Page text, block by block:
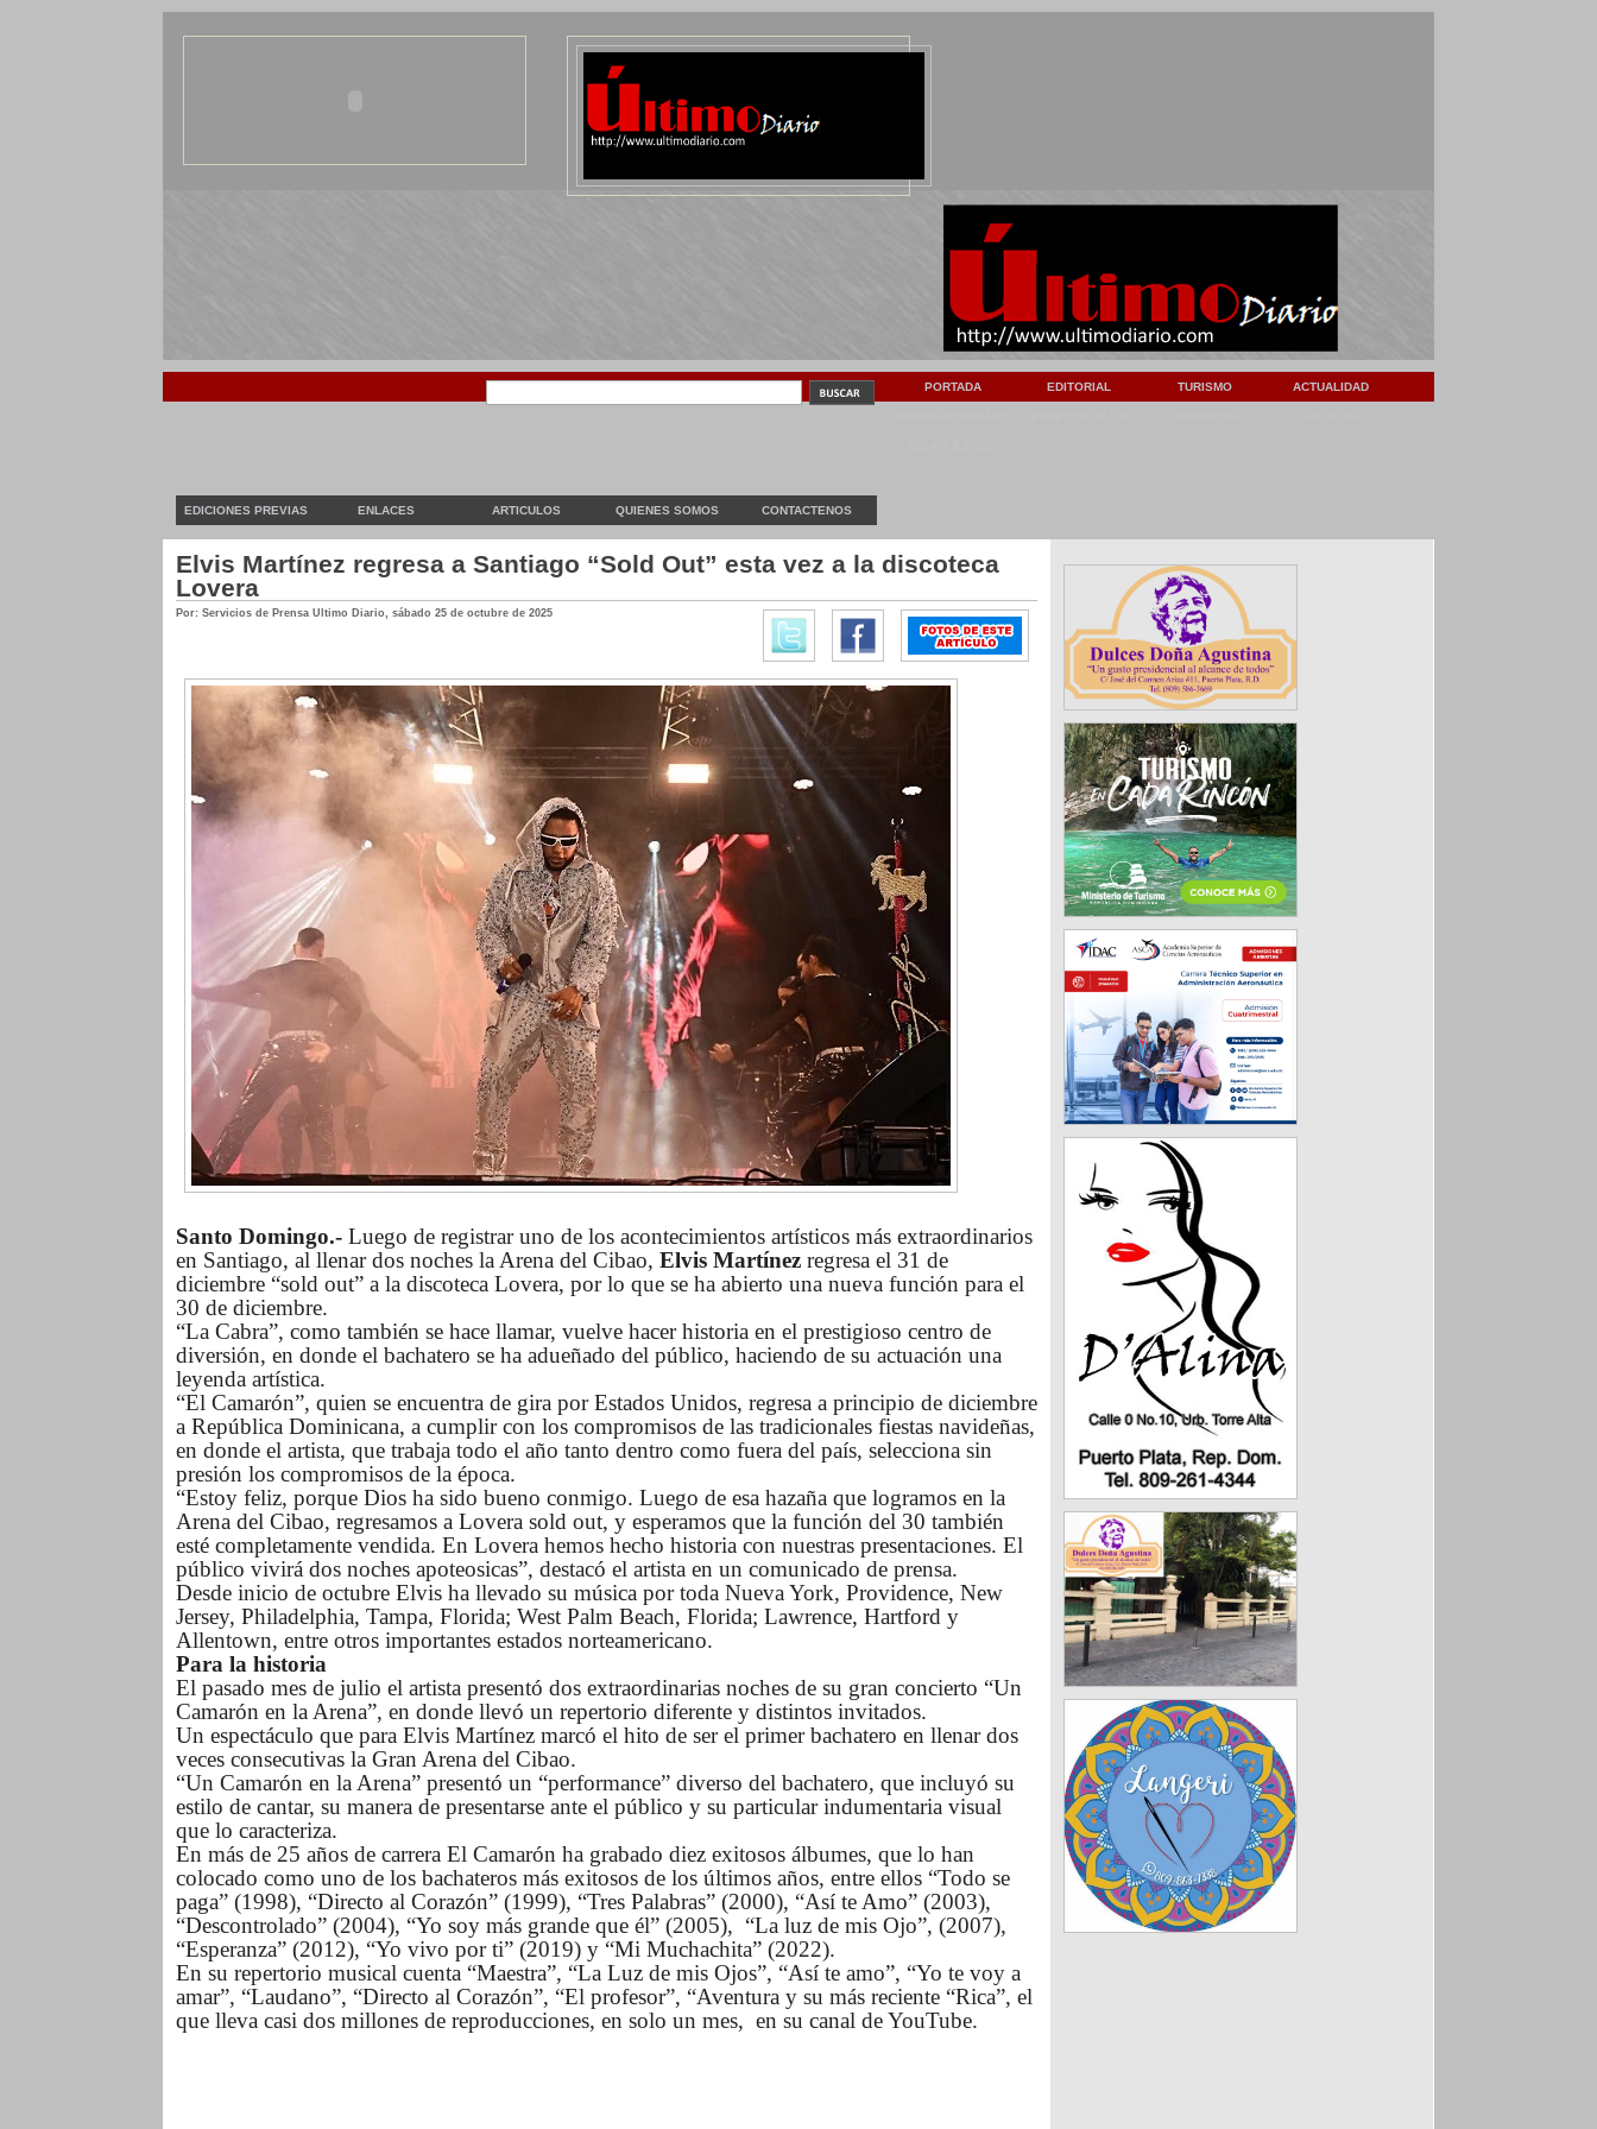
EDICIONES PREVIAS ENLACES ARTICULOS QUIENES SOMOS CONTACTENOS
PORTADA EDITORIAL TURISMO ACTUALIDAD
Elvis Martínez regresa a Santiago “Sold Out” esta vez a la discoteca
Lovera
Por: Servicios de Prensa Ultimo Diario, sábado 25 de octubre de 2025
Santo Domingo.- Luego de registrar uno de los acontecimientos artísticos más extraordinarios
en Santiago, al llenar dos noches la Arena del Cibao, Elvis Martínez regresa el 31 de
diciembre “sold out” a la discoteca Lovera, por lo que se ha abierto una nueva función para el
30 de diciembre.
“La Cabra”, como también se hace llamar, vuelve hacer historia en el prestigioso centro de
diversión, en donde el bachatero se ha adueñado del público, haciendo de su actuación una
leyenda artística.
“El Camarón”, quien se encuentra de gira por Estados Unidos, regresa a principio de diciembre
a República Dominicana, a cumplir con los compromisos de las tradicionales fiestas navideñas,
en donde el artista, que trabaja todo el año tanto dentro como fuera del país, selecciona sin
presión los compromisos de la época.
“Estoy feliz, porque Dios ha sido bueno conmigo. Luego de esa hazaña que logramos en la
Arena del Cibao, regresamos a Lovera sold out, y esperamos que la función del 30 también
esté completamente vendida. En Lovera hemos hecho historia con nuestras presentaciones. El
público vivirá dos noches apoteosicas”, destacó el artista en un comunicado de prensa.
Desde inicio de octubre Elvis ha llevado su música por toda Nueva York, Providence, New
Jersey, Philadelphia, Tampa, Florida; West Palm Beach, Florida; Lawrence, Hartford y
Allentown, entre otros importantes estados norteamericano.
Para la historia
El pasado mes de julio el artista presentó dos extraordinarias noches de su gran concierto “Un
Camarón en la Arena”, en donde llevó un repertorio diferente y distintos invitados.
Un espectáculo que para Elvis Martínez marcó el hito de ser el primer bachatero en llenar dos
veces consecutivas la Gran Arena del Cibao.
“Un Camarón en la Arena” presentó un “performance” diverso del bachatero, que incluyó su
estilo de cantar, su manera de presentarse ante el público y su particular indumentaria visual
que lo caracteriza.
En más de 25 años de carrera El Camarón ha grabado diez exitosos álbumes, que lo han
colocado como uno de los bachateros más exitosos de los últimos años, entre ellos “Todo se
paga” (1998), “Directo al Corazón” (1999), “Tres Palabras” (2000), “Así te Amo” (2003),
“Descontrolado” (2004), “Yo soy más grande que él” (2005), “La luz de mis Ojo”, (2007),
“Esperanza” (2012), “Yo vivo por ti” (2019) y “Mi Muchachita” (2022).
En su repertorio musical cuenta “Maestra”, “La Luz de mis Ojos”, “Así te amo”, “Yo te voy a
amar”, “Laudano”, “Directo al Corazón”, “El profesor”, “Aventura y su más reciente “Rica”, el
que lleva casi dos millones de reproducciones, en solo un mes, en su canal de YouTube.